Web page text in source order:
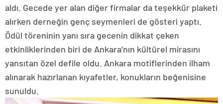
aldı. Gecede yer alan diğer firmalar da teşekkür plaketi
alırken derneğin genç seymenleri de gösteri yaptı.
Ödül töreninin yanı sıra gecenin dikkat çeken
etkinliklerinden biri de Ankara’nın kültürel mirasını
yansıtan özel defile oldu. Ankara motiflerinden ilham
alınarak hazırlanan kıyafetler, konukların beğenisine
sunuldu.